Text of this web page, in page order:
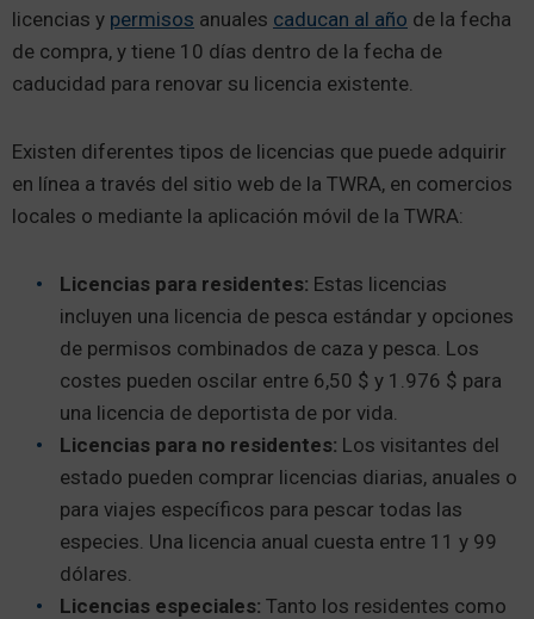
licencias y permisos anuales caducan al año de la fecha
de compra, y tiene 10 días dentro de la fecha de
caducidad para renovar su licencia existente.
Existen diferentes tipos de licencias que puede adquirir
en línea a través del sitio web de la TWRA, en comercios
locales o mediante la aplicación móvil de la TWRA:
Licencias para residentes: Estas licencias
incluyen una licencia de pesca estándar y opciones
de permisos combinados de caza y pesca. Los
costes pueden oscilar entre 6,50 $ y 1.976 $ para
una licencia de deportista de por vida.
Licencias para no residentes: Los visitantes del
estado pueden comprar licencias diarias, anuales o
para viajes específicos para pescar todas las
especies. Una licencia anual cuesta entre 11 y 99
dólares.
Licencias especiales: Tanto los residentes como